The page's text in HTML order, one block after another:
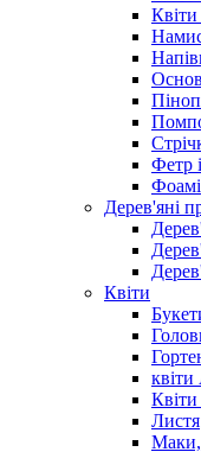
Фетр
Дерев'яні
Квіти
квіти
Квіти
Листя
Маки,